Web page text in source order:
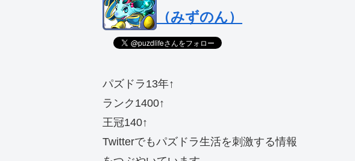
（みずのん）
パズドラ13年↑
ランク1400↑
王冠140↑
Twitterでもパズドラ生活を刺激する情報